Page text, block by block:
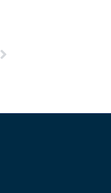
Successivo